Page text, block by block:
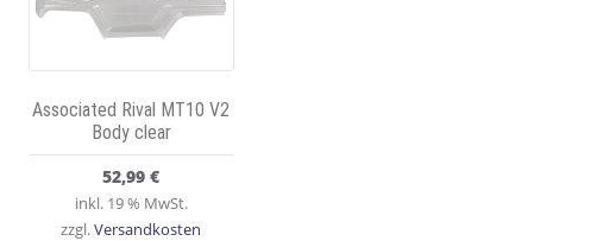
Associated Rival MT10 V2
Body clear
52,99€
inkl. 19 % MwSt.
zzgl.Versandkosten